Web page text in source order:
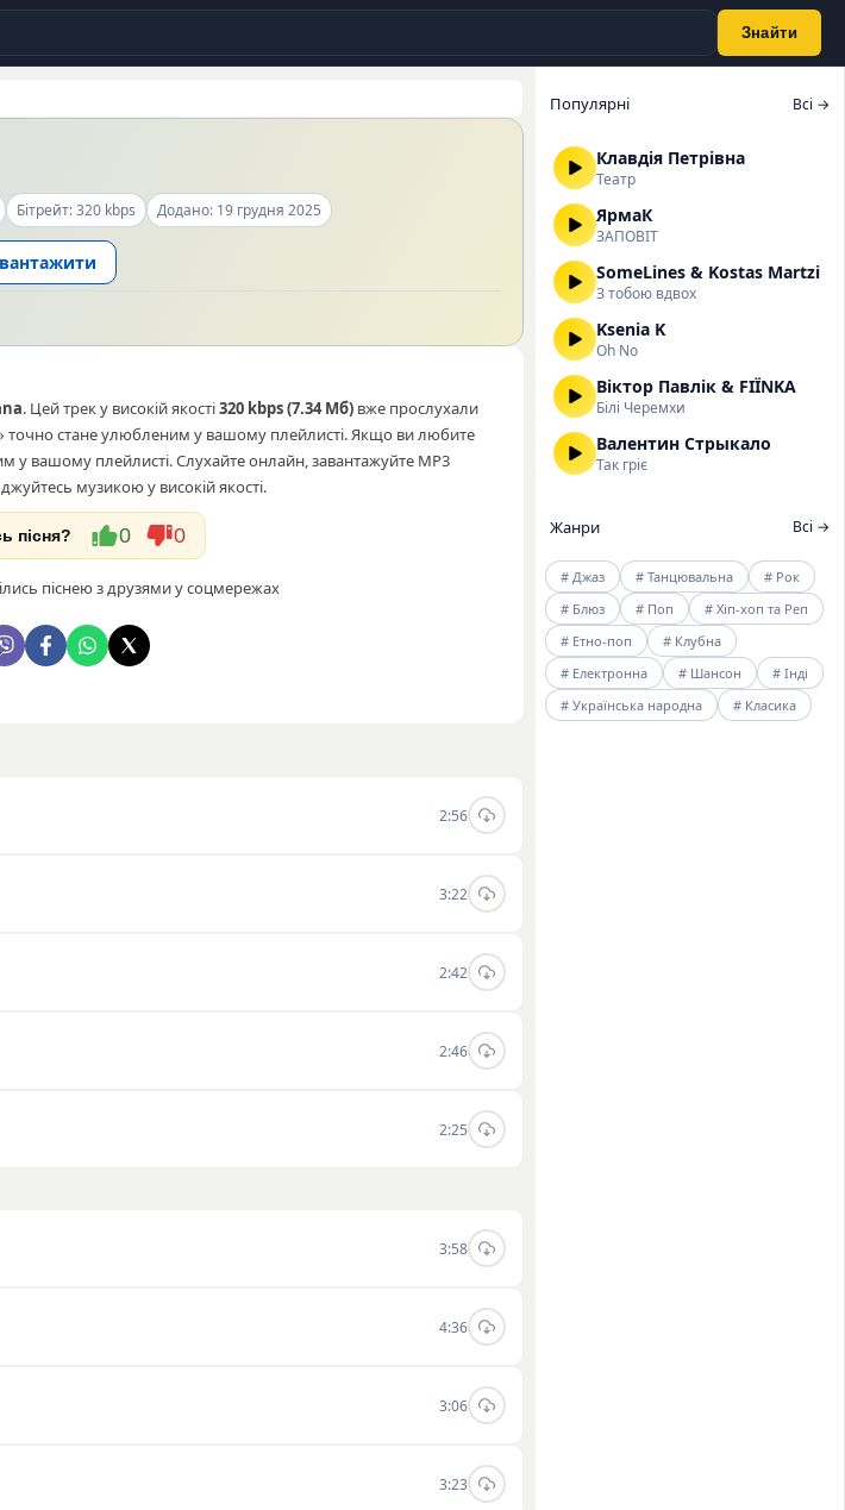
Знайти
Бітрейт: 320 kbps Додано: 19 грудня 2025
. Цей трек у високій якості320 kbps (7.34 Мб)вже прослухали
точно стане улюбленим у вашому плейлисті. Якщо ви любите
у вашому плейлисті. Слухайте онлайн, завантажуйте MP3
музикою у високій якості.
пісня? 0 0
піснею з друзями у соцмережах
2:56
3:22
2:42
2:46
2:25
3:58
4:36
3:06
3:23
Популярні Всі →
Клавдія Петрівна
Театр
ЯрмаК
ЗАПОВІТ
SomeLines & Kostas Martzi
З тобою вдвох
Ksenia K
Oh No
Віктор Павлік & FIЇNKA
Білі Черемхи
Валентин Стрыкало
Так гріє
Жанри Всі →
# Джаз # Танцювальна
# Рок
# Блюз
# Поп
# Хіп-хоп та Реп
# Етно-поп
# Клубна
# Електронна
# Шансон
# Інді
# Українська народна
# Класика